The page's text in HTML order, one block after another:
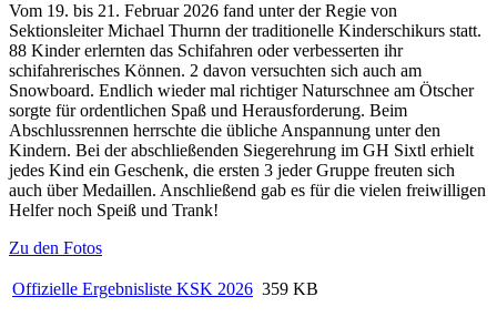
Vom 19. bis 21. Februar 2026 fand unter der Regie von
Sektionsleiter Michael Thurnn der traditionelle Kinderschikurs statt.
88 Kinder erlernten das Schifahren oder verbesserten ihr
schifahrerisches Können. 2 davon versuchten sich auch am
Snowboard. Endlich wieder mal richtiger Naturschnee am Ötscher
sorgte für ordentlichen Spaß und Herausforderung. Beim
Abschlussrennen herrschte die übliche Anspannung unter den
Kindern. Bei der abschließenden Siegerehrung im GH Sixtl erhielt
jedes Kind ein Geschenk, die ersten 3 jeder Gruppe freuten sich
auch über Medaillen. Anschließend gab es für die vielen freiwilligen
Helfer noch Speiß und Trank!
Zu den Fotos
Offizielle Ergebnisliste KSK 2026 359 KB